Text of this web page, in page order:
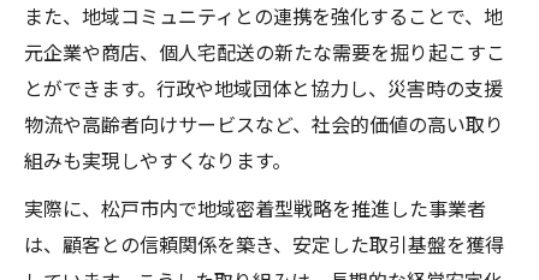
また、地域コミュニティとの連携を強化することで、地
元企業や商店、個人宅配送の新たな需要を掘り起こすこ
とができます。行政や地域団体と協力し、災害時の支援
物流や高齢者向けサービスなど、社会的価値の高い取り
組みも実現しやすくなります。
実際に、松戸市内で地域密着型戦略を推進した事業者
は、顧客との信頼関係を築き、安定した取引基盤を獲得